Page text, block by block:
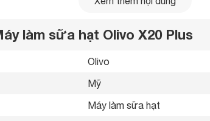
làm sữa hạt Olivo X20 Plus
Olivo
Mỹ
Máy làm sữa hạt